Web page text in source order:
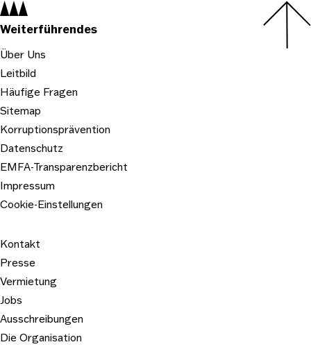
Navigation:
Weiterführendes
Über Uns
Leitbild
Häufige Fragen
Sitemap
Korruptionsprävention
Datenschutz
EMFA-Transparenzbericht
Impressum
Cookie-Einstellungen
Kontakt
Presse
Vermietung
Jobs
Ausschreibungen
Die Organisation